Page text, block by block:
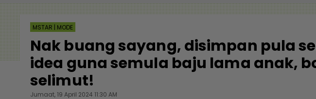
MSTAR | MODE
Nak buang sayang, disimpan pula
idea guna semula baju lama anak,
selimut!
Jumaat, 19 April 2024 11:30 AM